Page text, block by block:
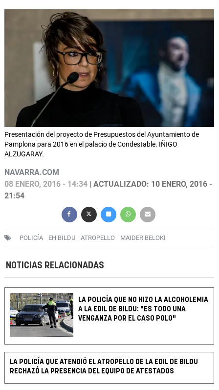
Presentación del proyecto de Presupuestos del Ayuntamiento de
Pamplona para 2016 en el palacio de Condestable. IÑIGO
ALZUGARAY.
NAVARRA.COM
08 ENERO, 2016 - 14:34 | ACTUALIZADO: 10 ENERO, 2016 -
21:54
POLICÍA EH BILDU ATROPELLO MAIDER BELOKI
NOTICIAS RELACIONADAS
LA POLICÍA QUE NO HIZO LA ALCOHOLEMIA
A LA EDIL DE BILDU: "ES TODO UNA
VENGANZA POR EL CASO POLO"
LA POLICÍA QUE ATENDIÓ EL ATROPELLO DE LA EDIL DE BILDU
RECHAZÓ LA PRESENCIA DEL EQUIPO DE ATESTADOS